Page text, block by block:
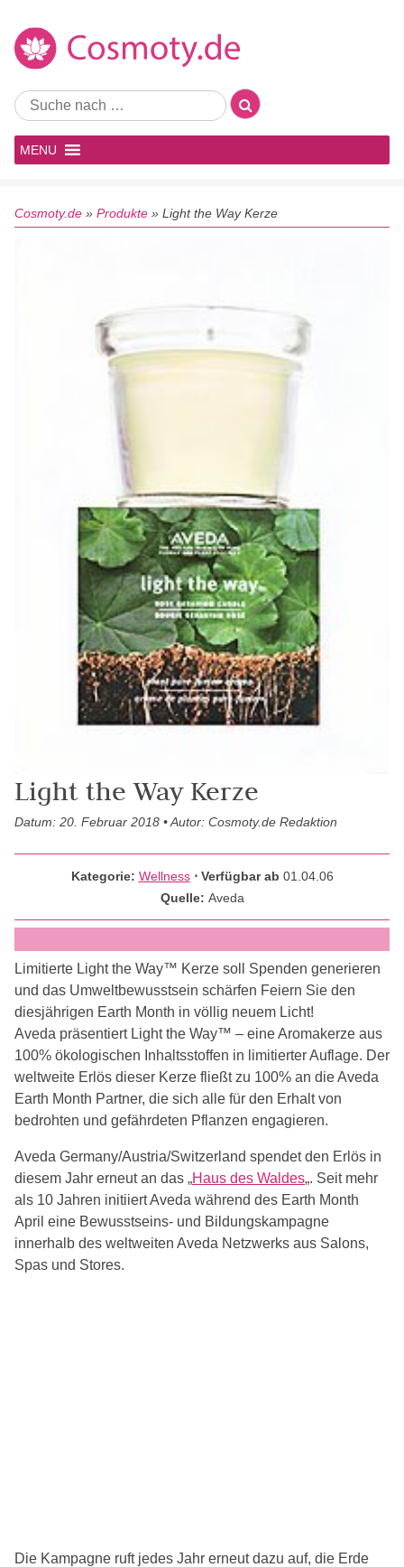
MENU
Cosmoty.de » Produkte » Light the Way Kerze
Light the Way Kerze
Datum: 20. Februar 2018 • Autor: Cosmoty.de Redaktion
Kategorie: Wellness ⋅ Verfügbar ab 01.04.06
Quelle: Aveda
Limitierte Light the Way™ Kerze soll Spenden generieren
und das Umweltbewusstsein schärfen Feiern Sie den
diesjährigen Earth Month in völlig neuem Licht!
Aveda präsentiert Light the Way™ – eine Aromakerze aus
100% ökologischen Inhaltsstoffen in limitierter Auflage. Der
weltweite Erlös dieser Kerze fließt zu 100% an die Aveda
Earth Month Partner, die sich alle für den Erhalt von
bedrohten und gefährdeten Pflanzen engagieren.
Aveda Germany/Austria/Switzerland spendet den Erlös in
diesem Jahr erneut an das „Haus des Waldes„. Seit mehr
als 10 Jahren initiiert Aveda während des Earth Month
April eine Bewusstseins- und Bildungskampagne
innerhalb des weltweiten Aveda Netzwerks aus Salons,
Spas und Stores.
Die Kampagne ruft jedes Jahr erneut dazu auf, die Erde